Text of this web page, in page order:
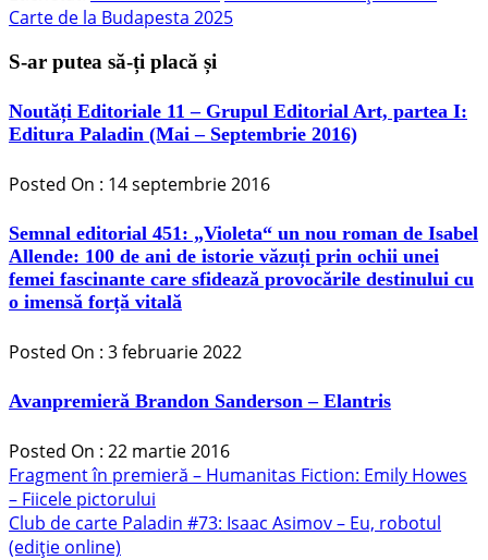
Carte de la Budapesta 2025
S-ar putea să-ți placă și
Noutăți Editoriale 11 – Grupul Editorial Art, partea I:
Editura Paladin (Mai – Septembrie 2016)
Posted On : 14 septembrie 2016
Semnal editorial 451: „Violeta“ un nou roman de Isabel
Allende: 100 de ani de istorie văzuți prin ochii unei
femei fascinante care sfidează provocările destinului cu
o imensă forță vitală
Posted On : 3 februarie 2022
Avanpremieră Brandon Sanderson – Elantris
Posted On : 22 martie 2016
Navigare
în
articole
Articolul
anterior:
Fragment în premieră – Humanitas Fiction: Emily Howes
– Fiicele pictorului
Articolul
următor:
Club de carte Paladin #73: Isaac Asimov – Eu, robotul
(ediție online)